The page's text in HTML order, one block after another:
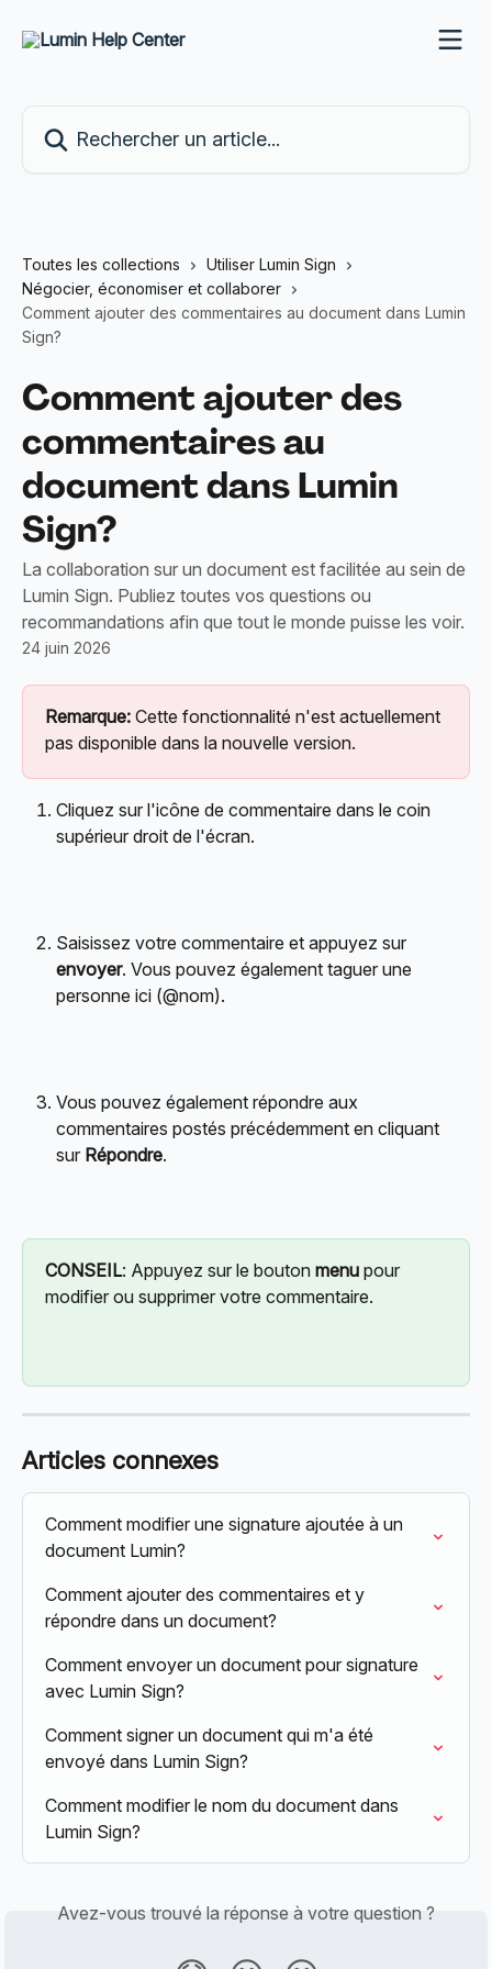
Toutes les collections
Utiliser Lumin Sign
Négocier, économiser et collaborer
Comment ajouter des commentaires au document dans Lumin
Sign?
Comment ajouter des
commentaires au
document dans Lumin
Sign?
La collaboration sur un document est facilitée au sein de
Lumin Sign. Publiez toutes vos questions ou
recommandations afin que tout le monde puisse les voir.
24 juin 2026
Remarque: Cette fonctionnalité n'est actuellement
pas disponible dans la nouvelle version.
Cliquez sur l'icône de commentaire dans le coin
supérieur droit de l'écran.
Saisissez votre commentaire et appuyez sur
envoyer. Vous pouvez également taguer une
personne ici (@nom).
Vous pouvez également répondre aux
commentaires postés précédemment en cliquant
sur Répondre.
CONSEIL: Appuyez sur le bouton menu pour
modifier ou supprimer votre commentaire.
Articles connexes
Comment modifier une signature ajoutée à un
document Lumin?
Comment ajouter des commentaires et y
répondre dans un document?
Comment envoyer un document pour signature
avec Lumin Sign?
Comment signer un document qui m'a été
envoyé dans Lumin Sign?
Comment modifier le nom du document dans
Lumin Sign?
Avez-vous trouvé la réponse à votre question ?